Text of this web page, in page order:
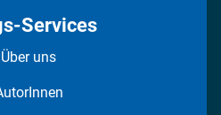
Services
Über uns